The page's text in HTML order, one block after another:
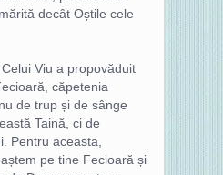
decât Oștile cele
Viu a propovăduit
căpetenia
de trup și de sânge
Taină, ci de
Pentru aceasta,
pe tine Fecioară și